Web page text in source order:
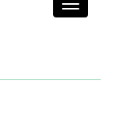
Toggle